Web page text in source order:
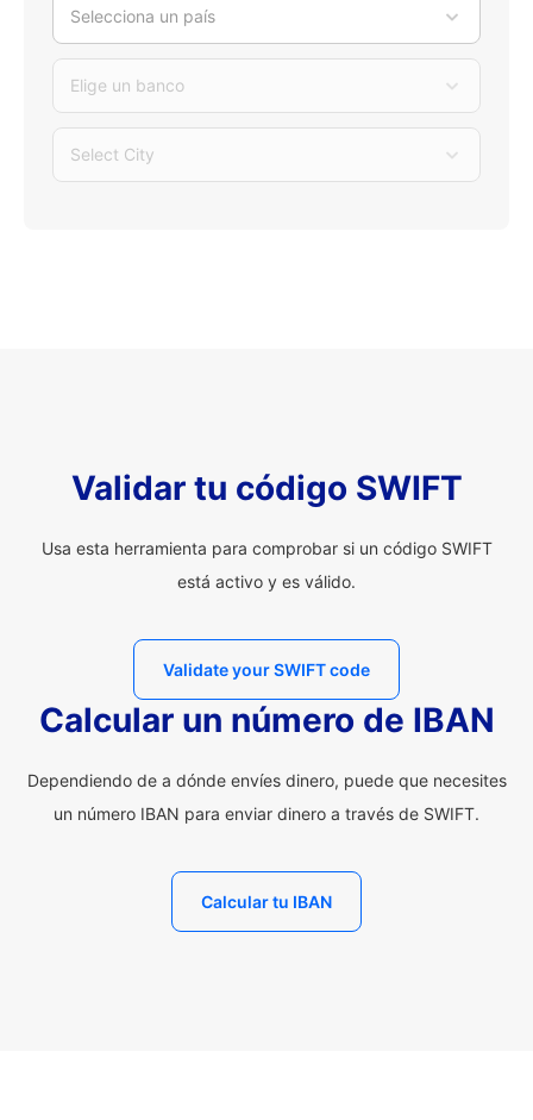
Selecciona un país
Elige un banco
Select City
Validar tu código SWIFT
Usa esta herramienta para comprobar si un código SWIFT
está activo y es válido.
Validate your SWIFT code
Calcular un número de IBAN
Dependiendo de a dónde envíes dinero, puede que necesites
un número IBAN para enviar dinero a través de SWIFT.
Calcular tu IBAN